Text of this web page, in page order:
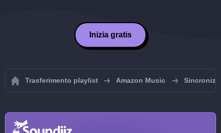
Inizia gratis
Trasferimento playlist Amazon Music